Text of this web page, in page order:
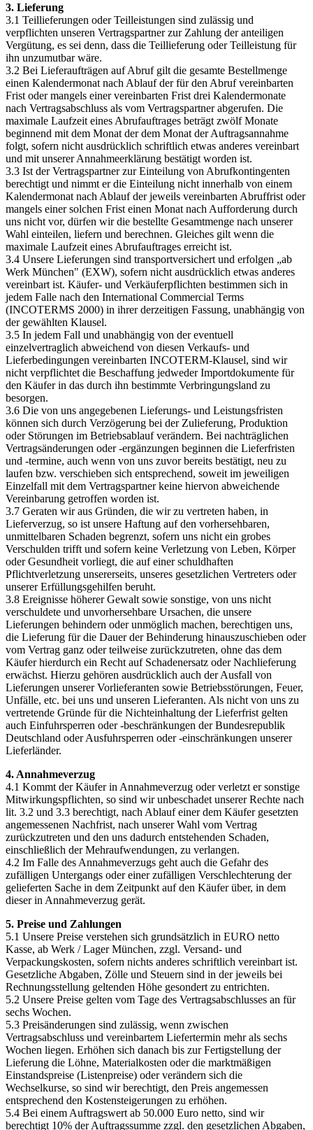
3. Lieferung
3.1 Teillieferungen oder Teilleistungen sind zulässig und
verpflichten unseren Vertragspartner zur Zahlung der anteiligen
Vergütung, es sei denn, dass die Teillieferung oder Teilleistung für
ihn unzumutbar wäre.
3.2 Bei Lieferaufträgen auf Abruf gilt die gesamte Bestellmenge
einen Kalendermonat nach Ablauf der für den Abruf vereinbarten
Frist oder mangels einer vereinbarten Frist drei Kalendermonate
nach Vertragsabschluss als vom Vertragspartner abgerufen. Die
maximale Laufzeit eines Abrufauftrages beträgt zwölf Monate
beginnend mit dem Monat der dem Monat der Auftragsannahme
folgt, sofern nicht ausdrücklich schriftlich etwas anderes vereinbart
und mit unserer Annahmeerklärung bestätigt worden ist.
3.3 Ist der Vertragspartner zur Einteilung von Abrufkontingenten
berechtigt und nimmt er die Einteilung nicht innerhalb von einem
Kalendermonat nach Ablauf der jeweils vereinbarten Abruffrist oder
mangels einer solchen Frist einen Monat nach Aufforderung durch
uns nicht vor, dürfen wir die bestellte Gesamtmenge nach unserer
Wahl einteilen, liefern und berechnen. Gleiches gilt wenn die
maximale Laufzeit eines Abrufauftrages erreicht ist.
3.4 Unsere Lieferungen sind transportversichert und erfolgen „ab
Werk München" (EXW), sofern nicht ausdrücklich etwas anderes
vereinbart ist. Käufer- und Verkäuferpflichten bestimmen sich in
jedem Falle nach den International Commercial Terms
(INCOTERMS 2000) in ihrer derzeitigen Fassung, unabhängig von
der gewählten Klausel.
3.5 In jedem Fall und unabhängig von der eventuell
einzelvertraglich abweichend von diesen Verkaufs- und
Lieferbedingungen vereinbarten INCOTERM-Klausel, sind wir
nicht verpflichtet die Beschaffung jedweder Importdokumente für
den Käufer in das durch ihn bestimmte Verbringungsland zu
besorgen.
3.6 Die von uns angegebenen Lieferungs- und Leistungsfristen
können sich durch Verzögerung bei der Zulieferung, Produktion
oder Störungen im Betriebsablauf verändern. Bei nachträglichen
Vertragsänderungen oder -ergänzungen beginnen die Lieferfristen
und -termine, auch wenn von uns zuvor bereits bestätigt, neu zu
laufen bzw. verschieben sich entsprechend, soweit im jeweiligen
Einzelfall mit dem Vertragspartner keine hiervon abweichende
Vereinbarung getroffen worden ist.
3.7 Geraten wir aus Gründen, die wir zu vertreten haben, in
Lieferverzug, so ist unsere Haftung auf den vorhersehbaren,
unmittelbaren Schaden begrenzt, sofern uns nicht ein grobes
Verschulden trifft und sofern keine Verletzung von Leben, Körper
oder Gesundheit vorliegt, die auf einer schuldhaften
Pflichtverletzung unsererseits, unseres gesetzlichen Vertreters oder
unserer Erfüllungsgehilfen beruht.
3.8 Ereignisse höherer Gewalt sowie sonstige, von uns nicht
verschuldete und unvorhersehbare Ursachen, die unsere
Lieferungen behindern oder unmöglich machen, berechtigen uns,
die Lieferung für die Dauer der Behinderung hinauszuschieben oder
vom Vertrag ganz oder teilweise zurückzutreten, ohne das dem
Käufer hierdurch ein Recht auf Schadenersatz oder Nachlieferung
erwächst. Hierzu gehören ausdrücklich auch der Ausfall von
Lieferungen unserer Vorlieferanten sowie Betriebsstörungen, Feuer,
Unfälle, etc. bei uns und unseren Lieferanten. Als nicht von uns zu
vertretende Gründe für die Nichteinhaltung der Lieferfrist gelten
auch Einfuhrsperren oder -beschränkungen der Bundesrepublik
Deutschland oder Ausfuhrsperren oder -einschränkungen unserer
Lieferländer.
4. Annahmeverzug
4.1 Kommt der Käufer in Annahmeverzug oder verletzt er sonstige
Mitwirkungspflichten, so sind wir unbeschadet unserer Rechte nach
lit. 3.2 und 3.3 berechtigt, nach Ablauf einer dem Käufer gesetzten
angemessenen Nachfrist, nach unserer Wahl vom Vertrag
zurückzutreten und den uns dadurch entstehenden Schaden,
einschließlich der Mehraufwendungen, zu verlangen.
4.2 Im Falle des Annahmeverzugs geht auch die Gefahr des
zufälligen Untergangs oder einer zufälligen Verschlechterung der
gelieferten Sache in dem Zeitpunkt auf den Käufer über, in dem
dieser in Annahmeverzug gerät.
5. Preise und Zahlungen
5.1 Unsere Preise verstehen sich grundsätzlich in EURO netto
Kasse, ab Werk / Lager München, zzgl. Versand- und
Verpackungskosten, sofern nichts anderes schriftlich vereinbart ist.
Gesetzliche Abgaben, Zölle und Steuern sind in der jeweils bei
Rechnungsstellung geltenden Höhe gesondert zu entrichten.
5.2 Unsere Preise gelten vom Tage des Vertragsabschlusses an für
sechs Wochen.
5.3 Preisänderungen sind zulässig, wenn zwischen
Vertragsabschluss und vereinbartem Liefertermin mehr als sechs
Wochen liegen. Erhöhen sich danach bis zur Fertigstellung der
Lieferung die Löhne, Materialkosten oder die marktmäßigen
Einstandspreise (Listenpreise) oder verändern sich die
Wechselkurse, so sind wir berechtigt, den Preis angemessen
entsprechend den Kostensteigerungen zu erhöhen.
5.4 Bei einem Auftragswert ab 50.000 Euro netto, sind wir
berechtigt 10% der Auftragssumme zzgl. den gesetzlichen Abgaben,